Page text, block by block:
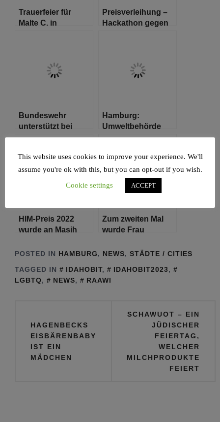
Trauerfeier für
Malte C. in
Preisverleihung –
Hackathon gegen
Bundeswehr
unterstützt bei
Grabpflege auf
Hamburg:
Umweltbehörde
warnt vor Betreten
HIM-Preis 2022
wurde an Masih
Zum zweiten Mal
wurde Frau
Fegebank als
des Jahres“
ausgezeichnet
POSTED IN HAMBURG, NEWS, STÄDTE / CITIES
TAGGED IN
IDAHOBIT, IDAHOBIT2023,
LGBTQ, NEWS, RAAWI
HAGENBECKS
EISBÄRENBABY
IST EIN
MÄDCHEN
SCHAWUOT – EIN
JÜDISCHER
FEIERTAG,
WELCHER
MILCHPRODUKTE
FEIERT
This website uses cookies to improve your experience. We'll
assume you're ok with this, but you can opt-out if you wish.
Cookie settings
ACCEPT